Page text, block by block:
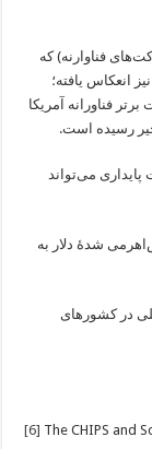
فناوارنه) که
انعکاس یافته؛
فناورانه آمریکا
می‌تواند
شدۀ دلار به
در کشورهای
[6] The CHIPS and